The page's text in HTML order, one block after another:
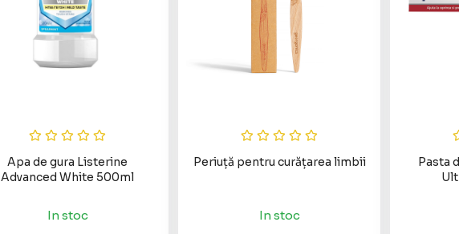
Apa de gura Listerine
Advanced White 500ml
In stoc
Periuță pentru curățarea limbii
In stoc
Pasta